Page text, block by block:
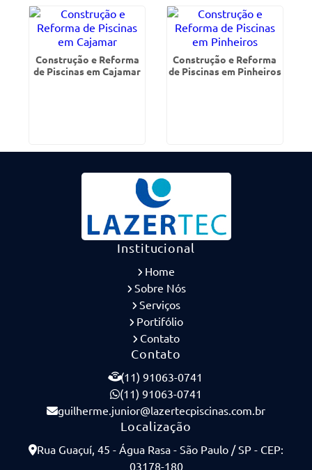
Construção e Reforma
de Piscinas em Cajamar
Construção e Reforma
de Piscinas em Pinheiros
Institucional
Home
Sobre Nós
Serviços
Portifólio
Contato
Contato
(11) 91063-0741
(11) 91063-0741
guilherme.junior@lazertecpiscinas.com.br
Localização
Rua Guaçuí, 45 - Água Rasa - São Paulo / SP - CEP:
03178-180